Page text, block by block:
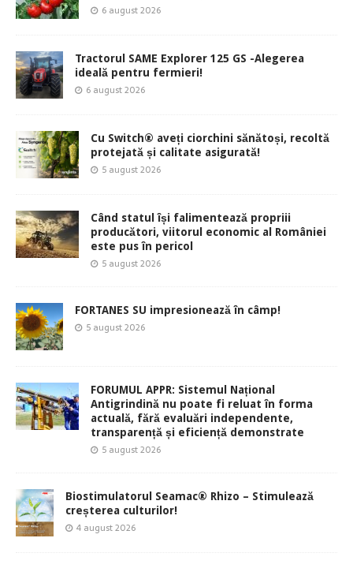
6 august 2026
Tractorul SAME Explorer 125 GS -Alegerea
ideală pentru fermieri!
6 august 2026
Cu Switch® aveți ciorchini sănătoși, recoltă
protejată și calitate asigurată!
5 august 2026
Când statul își falimentează propriii
producători, viitorul economic al României
este pus în pericol
5 august 2026
FORTANES SU impresionează în câmp!
5 august 2026
FORUMUL APPR: Sistemul Național
Antigrindină nu poate fi reluat în forma
actuală, fără evaluări independente,
transparență și eficiență demonstrate
5 august 2026
Biostimulatorul Seamac® Rhizo – Stimulează
creșterea culturilor!
4 august 2026